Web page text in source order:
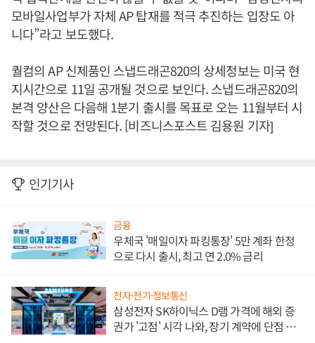
모바일사업부가 자체 AP 탑재를 적극 추진하는 입장도 아
니다”라고 보도했다.
퀄컴의 AP 신제품인 스냅드래곤820의 상세정보는 미국 현
지시간으로 11일 공개될 것으로 보인다. 스냅드래곤820의
본격 양산은 다음해 1분기 출시를 목표로 오는 11월부터 시
작할 것으로 전망된다. [비즈니스포스트 김용원 기자]
인기기사
금융
우체국 '매일이자 파킹통장' 5만 계좌 한정
으로 다시 출시, 최고 연 2.0% 금리
전자·전기·정보통신
삼성전자 SK하이닉스 D램 가격에 해외 증
권가 '고점' 시각 나와, 장기 계약에 단점 부